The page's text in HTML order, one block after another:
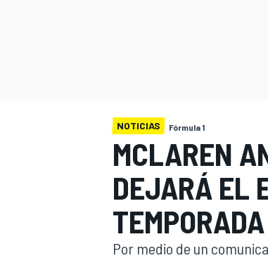
INDYCAR
NOTICIAS Fórmula 1
MCLAREN
DEJARÁ EL
TEMPORADA
Por medio de un